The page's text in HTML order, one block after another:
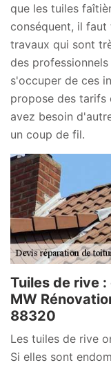
que les tuiles
conséquent, il faut
travaux qui sont
des
s'occuper de ces
propose des tarifs
avez besoin
un coup de fil.
Tuiles de rive
MW
88320
Les tuiles de rive
Si elles sont